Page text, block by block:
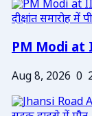
PM Modi at
Aug 8, 2026 0